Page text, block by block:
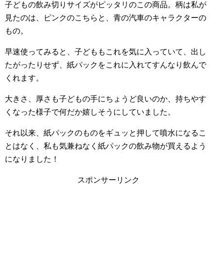
子どもの飲み切りサイズがピッタリのこの商品。柄は私が
見たのは、ピンクのこちらと、青の汽車のキャラクターの
もの。
早速使ってみると、子どももこれを気に入っていて、出し
たがったりせず、紙パックをこれに入れてすんなり飲んで
くれます。
大きさ、厚さも子どもの手にちょうど良いのか、持ちやす
くなった様子で何だか嬉しそうにしていました。
それ以来、紙パックのものをギュッと押して噴水になるこ
とはなく、私も気兼ねなく紙パックの飲み物が買えるよう
になりました！
スポンサーリンク